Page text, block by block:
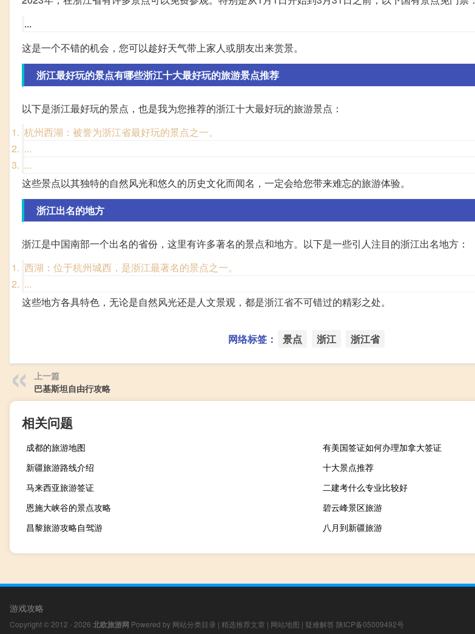
...
这是一个不错的机会，您可以趁好天气带上家人或朋友出来赏景。
浙江最好玩的景点有哪些浙江十大最好玩的旅游景点推荐
以下是浙江最好玩的景点，也是我为您推荐的浙江十大最好玩的旅游景点：
杭州西湖：被誉为浙江省最好玩的景点之一。
...
...
这些景点以其独特的自然风光和悠久的历史文化而闻名，一定会给您带来难忘的旅游体验。
浙江出名的地方
浙江是中国南部一个出名的省份，这里有许多著名的景点和地方。以下是一些引人注目的浙江出名地方：
西湖：位于杭州城西，是浙江最著名的景点之一。
...
这些地方各具特色，无论是自然风光还是人文景观，都是浙江省不可错过的精彩之处。
网络标签： 景点 浙江 浙江省
上一篇
巴基斯坦自由行攻略
相关问题
成都的旅游地图
有美国签证如何办理加拿大签证
新疆旅游路线介绍
十大景点推荐
马来西亚旅游签证
二建考什么专业比较好
恩施大峡谷的景点攻略
碧云峰景区旅游
昌黎旅游攻略自驾游
八月到新疆旅游
游戏攻略
Copyright © 2012 - 2026 北欧旅游网 Powered by 网站分类目录 | 精选推荐文章 | 网站地图 | 疑难解答 陕ICP备05009492号